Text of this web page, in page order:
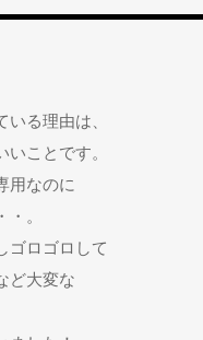
る理由は、
ことです。
用なのに
。
ゴロゴロして
ど大変な